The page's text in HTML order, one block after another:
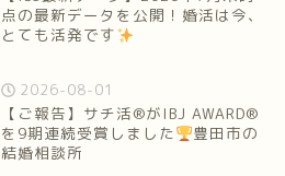
点の最新データを公開！婚活は今、
とても活発です
2026-08-01
【ご報告】サチ活®がIBJ AWARD®
を9期連続受賞しました
豊田市の
結婚相談所